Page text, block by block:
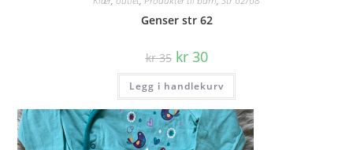
Genser str 62
kr35 Opprinnelig
pris
var:
kr 35.
kr30Nåværende
pris
er:
kr 30.
Legg i handlekurv